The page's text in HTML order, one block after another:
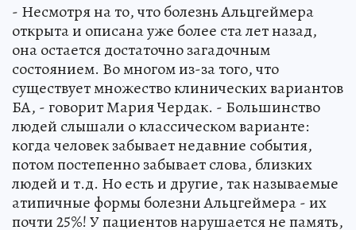
- Несмотря на то, что болезнь Альцгеймера
открыта и описана уже более ста лет назад,
она остается достаточно загадочным
состоянием. Во многом из-за того, что
существует множество клинических вариантов
БА, - говорит Мария Чердак. - Большинство
людей слышали о классическом варианте:
когда человек забывает недавние события,
потом постепенно забывает слова, близких
людей и т.д. Но есть и другие, так называемые
атипичные формы болезни Альцгеймера - их
почти 25%! У пациентов нарушается не память,